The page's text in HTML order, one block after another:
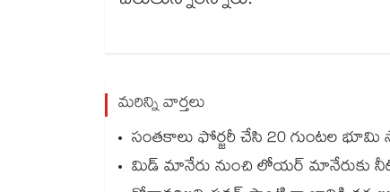
మరిన్ని వార్తలు
సంతకాలు ఫోర్జరీ చేసి 20 గుంటల భూమి
మిడ్ మానేరు నుంచి లోయర్ మానేరుకు